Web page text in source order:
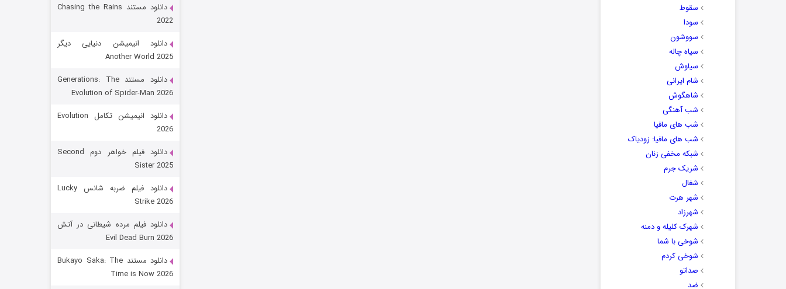
سقوط
سودا
سووشون
سیاه چاله
سیاوش
شام ایرانی
شاهگوش
شب آهنگی
شب های مافیا
شب های مافیا: زودیاک
شبکه مخفی زنان
شریک جرم
شغال
شهر هرت
شهرزاد
شهرک کلیله و دمنه
شوخی با شما
شوخی کردم
صداتو
ضد
قسمت
رویایی برای تو
قسمت
دانلود مستند Chasing the Rains
2022
دانلود انیمیشن دنیایی دیگر
Another World 2025
دانلود مستند Generations: The
Evolution of Spider-Man 2026
دانلود انیمیشن تکامل Evolution
2026
دانلود فیلم خواهر دوم Second
Sister 2025
دانلود فیلم ضربه شانس Lucky
Strike 2026
دانلود فیلم مرده شیطانی در آتش
Evil Dead Burn 2026
دانلود مستند Bukayo Saka: The
Time is Now 2026